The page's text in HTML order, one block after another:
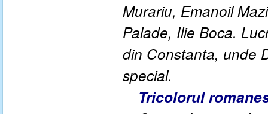
Murariu, Emanoil
Palade, Ilie Boca.
din Constanta, unde
special.
Tricolorul